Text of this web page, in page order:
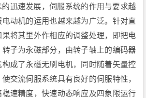
的迅速发展，伺服系统的作用与要求越
动机的运用也越来越为广泛。针对直
将其里外作相应的调整处理，即把电
子为永磁部分，由转子轴上的编码器
成了永磁无刷电机，同时随着矢量控
交流伺服系统具有良好的伺服特性，
速精度，快速动态响应及四象限运行